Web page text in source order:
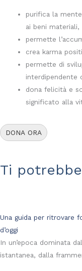
purifica la
ai beni materiali,
permette
crea karma
permette di
interdipendente
dona felicità e
significato alla
DONA ORA
Ti
Una guida per ritrovare
d’oggi
In un’epoca dominata
istantanea, dalla